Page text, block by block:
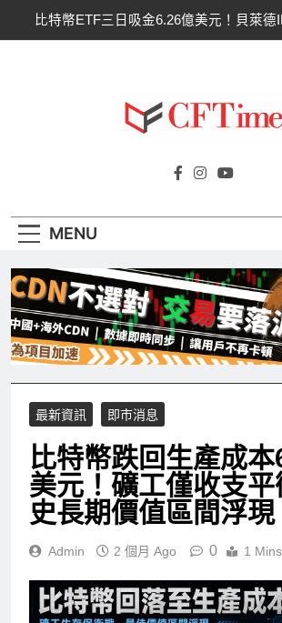
比特幣ETF三日吸金6.26億美元！貝萊德
以太幣區間壓縮！100日均線1,920成關
桿比率
比特幣ETF三日吸金6.26億美元！貝萊德
CLARITY法案最後闖關！開發者免責與總
Cftime.io
AI（ChatGPT）、區塊
MENU
最新資訊 即市消息
比特幣跌回生產成
美元！礦工僅收支
史長期價值區間浮現
Admin 2 個月 Ago 0 1 Mins